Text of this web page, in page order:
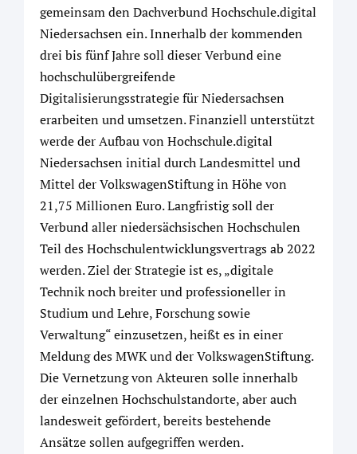
gemeinsam den Dachverbund Hochschule.digital
Niedersachsen ein. Innerhalb der kommenden
drei bis fünf Jahre soll dieser Verbund eine
hochschulübergreifende
Digitalisierungsstrategie für Niedersachsen
erarbeiten und umsetzen. Finanziell unterstützt
werde der Aufbau von Hochschule.digital
Niedersachsen initial durch Landesmittel und
Mittel der VolkswagenStiftung in Höhe von
21,75 Millionen Euro. Langfristig soll der
Verbund aller niedersächsischen Hochschulen
Teil des Hochschulentwicklungsvertrags ab 2022
werden. Ziel der Strategie ist es, „digitale
Technik noch breiter und professioneller in
Studium und Lehre, Forschung sowie
Verwaltung“ einzusetzen, heißt es in einer
Meldung des MWK und der VolkswagenStiftung.
Die Vernetzung von Akteuren solle innerhalb
der einzelnen Hochschulstandorte, aber auch
landesweit gefördert, bereits bestehende
Ansätze sollen aufgegriffen werden.